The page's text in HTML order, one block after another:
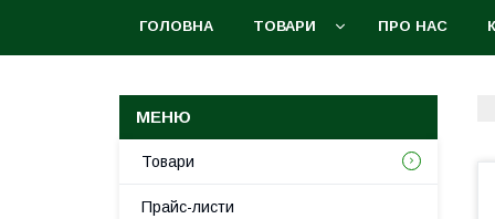
ГОЛОВНА ТОВАРИ ПРО НАС
Товари
Прайс-листи